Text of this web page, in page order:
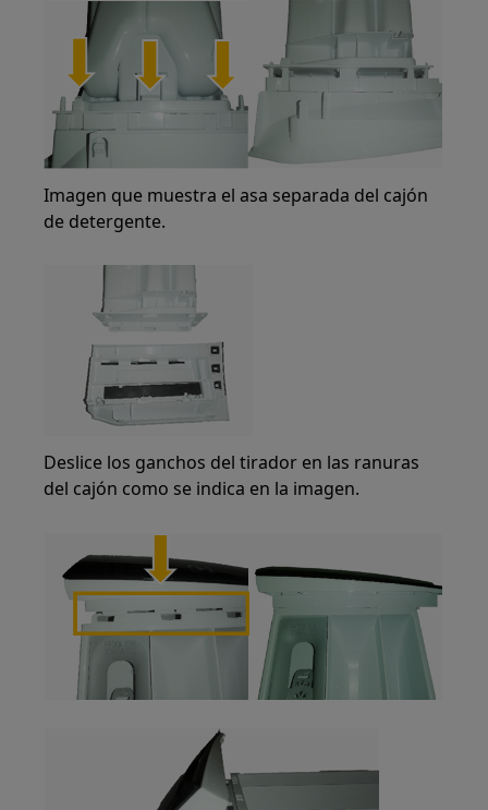
Imagen que muestra el asa separada del cajón
de detergente.
Deslice los ganchos del tirador en las ranuras
del cajón como se indica en la imagen.